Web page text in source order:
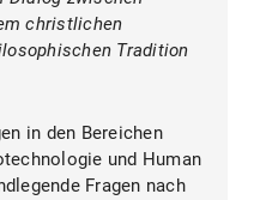
christlichen
Tradition
in den Bereichen
und Human
Fragen nach